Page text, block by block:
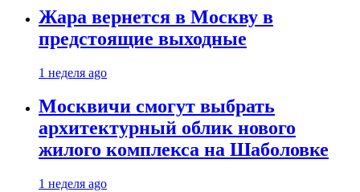
Жара вернется в Москву в
предстоящие выходные
1 неделя ago
Москвичи смогут выбрать
архитектурный облик нового
жилого комплекса на Шаболовке
1 неделя ago